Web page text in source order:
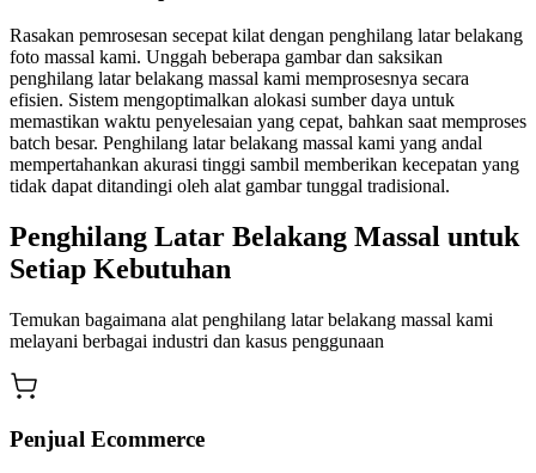
Rasakan pemrosesan secepat kilat dengan penghilang latar belakang
foto massal kami. Unggah beberapa gambar dan saksikan
penghilang latar belakang massal kami memprosesnya secara
efisien. Sistem mengoptimalkan alokasi sumber daya untuk
memastikan waktu penyelesaian yang cepat, bahkan saat memproses
batch besar. Penghilang latar belakang massal kami yang andal
mempertahankan akurasi tinggi sambil memberikan kecepatan yang
tidak dapat ditandingi oleh alat gambar tunggal tradisional.
Penghilang Latar Belakang Massal untuk
Setiap Kebutuhan
Temukan bagaimana alat penghilang latar belakang massal kami
melayani berbagai industri dan kasus penggunaan
Penjual Ecommerce